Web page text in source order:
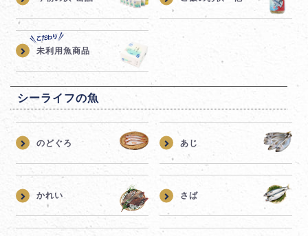
未利用魚商品
シーライフの魚
のどぐろ あじ
かれい さば